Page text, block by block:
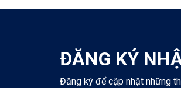
ĐĂNG KÝ
Đăng ký để cập nhật những